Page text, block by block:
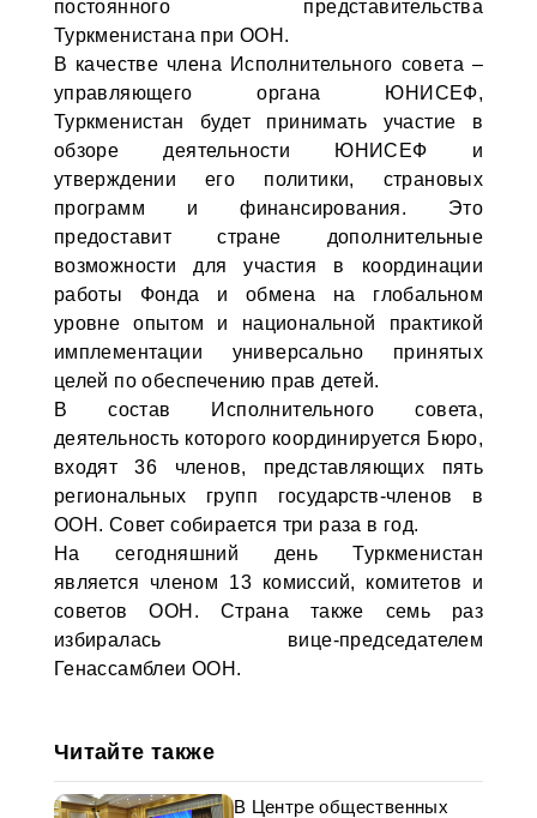
постоянного представительства
Туркменистана при ООН.
В качестве члена Исполнительного совета –
управляющего органа ЮНИСЕФ,
Туркменистан будет принимать участие в
обзоре деятельности ЮНИСЕФ и
утверждении его политики, страновых
программ и финансирования. Это
предоставит стране дополнительные
возможности для участия в координации
работы Фонда и обмена на глобальном
уровне опытом и национальной практикой
имплементации универсально принятых
целей по обеспечению прав детей.
В состав Исполнительного совета,
деятельность которого координируется Бюро,
входят 36 членов, представляющих пять
региональных групп государств-членов в
ООН. Совет собирается три раза в год.
На сегодняшний день Туркменистан
является членом 13 комиссий, комитетов и
советов ООН. Страна также семь раз
избиралась вице-председателем
Генассамблеи ООН.
Читайте также
В Центре общественных